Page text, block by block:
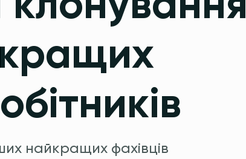
найкращих фахівців